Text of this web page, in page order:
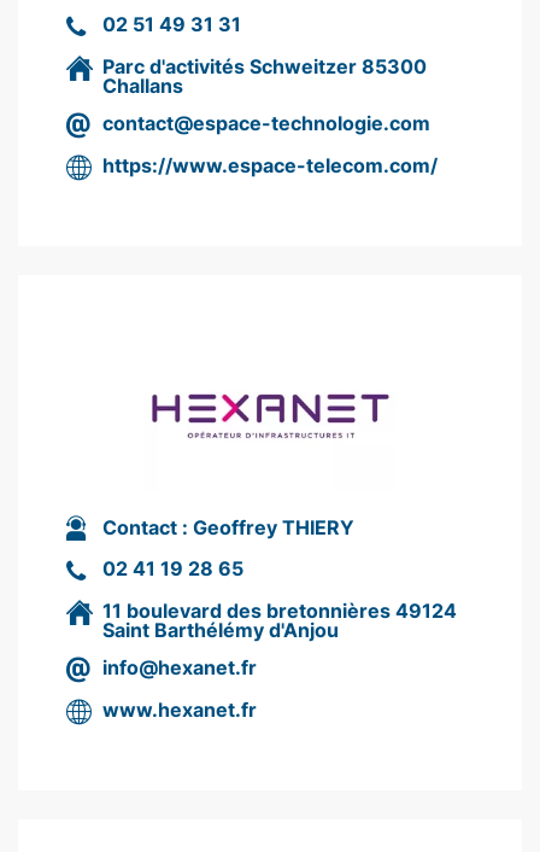
02 51 49 31 31
Parc d'activités Schweitzer 85300
Challans
contact@espace-technologie.com
https://www.espace-telecom.com/
Contact : Geoffrey THIERY
02 41 19 28 65
11 boulevard des bretonnières 49124
Saint Barthélémy d'Anjou
info@hexanet.fr
www.hexanet.fr